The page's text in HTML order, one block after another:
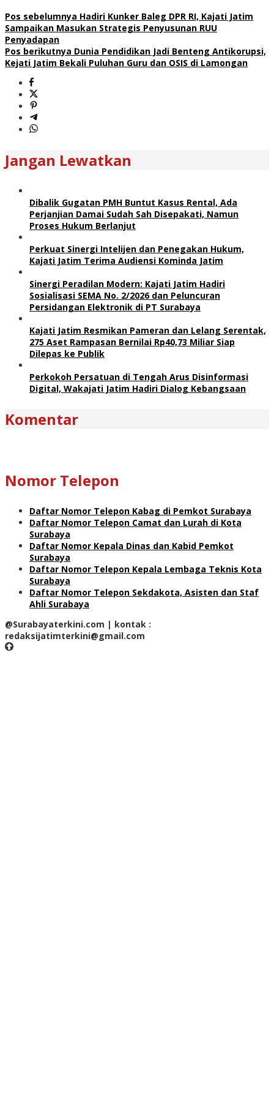
Pos sebelumnya Hadiri Kunker Baleg DPR RI, Kajati Jatim
Sampaikan Masukan Strategis Penyusunan RUU
Penyadapan
Pos berikutnya Dunia Pendidikan Jadi Benteng Antikorupsi,
Kejati Jatim Bekali Puluhan Guru dan OSIS di Lamongan
Jangan Lewatkan
Dibalik Gugatan PMH Buntut Kasus Rental, Ada
Perjanjian Damai Sudah Sah Disepakati, Namun
Proses Hukum Berlanjut
Perkuat Sinergi Intelijen dan Penegakan Hukum,
Kajati Jatim Terima Audiensi Kominda Jatim
Sinergi Peradilan Modern: Kajati Jatim Hadiri
Sosialisasi SEMA No. 2/2026 dan Peluncuran
Persidangan Elektronik di PT Surabaya
Kajati Jatim Resmikan Pameran dan Lelang Serentak,
275 Aset Rampasan Bernilai Rp40,73 Miliar Siap
Dilepas ke Publik
Perkokoh Persatuan di Tengah Arus Disinformasi
Digital, Wakajati Jatim Hadiri Dialog Kebangsaan
Komentar
Nomor Telepon
Daftar Nomor Telepon Kabag di Pemkot Surabaya
Daftar Nomor Telepon Camat dan Lurah di Kota
Surabaya
Daftar Nomor Kepala Dinas dan Kabid Pemkot
Surabaya
Daftar Nomor Telepon Kepala Lembaga Teknis Kota
Surabaya
Daftar Nomor Telepon Sekdakota, Asisten dan Staf
Ahli Surabaya
@Surabayaterkini.com | kontak :
redaksijatimterkini@gmail.com